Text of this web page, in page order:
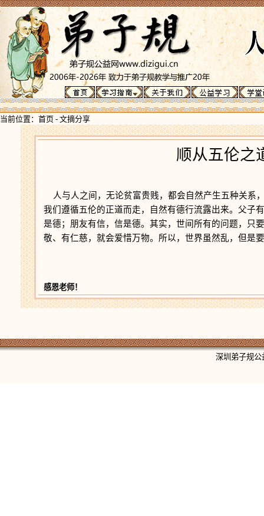
当前位置： 首页 - 文摘分享
顺从五伦之
人与人之间，无论贫富贵贱，都会自然产生五种关系
我们遵循五伦的正道而走，自然有德行流露出来。父子
是德；朋友有信，信是德。其实，世间所有的问题，只
敬、有仁慈，就会爱惜万物。所以，世界虽然乱，但是
感恩老师！
深圳弟子规